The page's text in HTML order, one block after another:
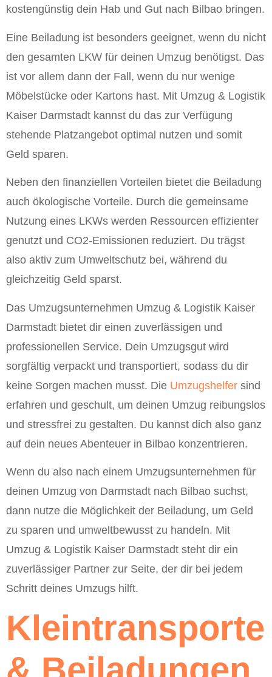
kostengünstig dein Hab und Gut nach Bilbao bringen.
Eine Beiladung ist besonders geeignet, wenn du nicht
den gesamten LKW für deinen Umzug benötigst. Das
ist vor allem dann der Fall, wenn du nur wenige
Möbelstücke oder Kartons hast. Mit Umzug & Logistik
Kaiser Darmstadt kannst du das zur Verfügung
stehende Platzangebot optimal nutzen und somit
Geld sparen.
Neben den finanziellen Vorteilen bietet die Beiladung
auch ökologische Vorteile. Durch die gemeinsame
Nutzung eines LKWs werden Ressourcen effizienter
genutzt und CO2-Emissionen reduziert. Du trägst
also aktiv zum Umweltschutz bei, während du
gleichzeitig Geld sparst.
Das Umzugsunternehmen Umzug & Logistik Kaiser
Darmstadt bietet dir einen zuverlässigen und
professionellen Service. Dein Umzugsgut wird
sorgfältig verpackt und transportiert, sodass du dir
keine Sorgen machen musst. Die Umzugshelfer sind
erfahren und geschult, um deinen Umzug reibungslos
und stressfrei zu gestalten. Du kannst dich also ganz
auf dein neues Abenteuer in Bilbao konzentrieren.
Wenn du also nach einem Umzugsunternehmen für
deinen Umzug von Darmstadt nach Bilbao suchst,
dann nutze die Möglichkeit der Beiladung, um Geld
zu sparen und umweltbewusst zu handeln. Mit
Umzug & Logistik Kaiser Darmstadt steht dir ein
zuverlässiger Partner zur Seite, der dir bei jedem
Schritt deines Umzugs hilft.
Kleintransporte